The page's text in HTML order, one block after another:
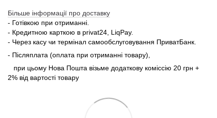
Більше інформації про доставку
- Готівкою при отриманні.
- Кредитною карткою в privat24, LiqPay.
- Через касу чи термінал самообслуговування ПриватБанк.
- Післяплата (оплата при отриманні товару),
при цьому Нова Пошта візьме додаткову коміссію 20 грн +
2% від вартості товару